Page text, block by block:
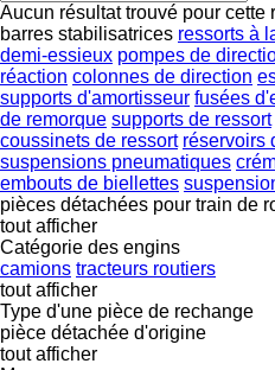
Aucun résultat trouvé pour cette
barres stabilisatrices ressorts à
demi-essieux pompes de
réaction colonnes de direction
supports d'amortisseur fusées
de remorque supports de ressort
coussinets de ressort réservoirs
suspensions pneumatiques
embouts de biellettes
pièces détachées pour train de
tout afficher
Catégorie des engins
camions tracteurs routiers
tout afficher
Type d'une pièce de rechange
pièce détachée d'origine
tout afficher